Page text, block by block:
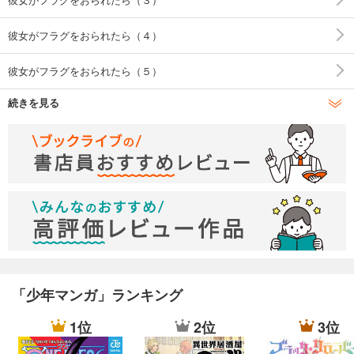
彼女がフラグをおられたら（４）
彼女がフラグをおられたら（５）
彼女がフラグをおられたら（６）
彼女がフラグをおられたら（７）
彼女がフラグをおられたら（８）
彼女がフラグをおられたら（９）
彼女がフラグをおられたら（１０）
続きを見る
「少年マンガ」ランキング
1位
2位 3位